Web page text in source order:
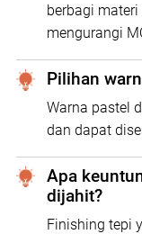
berbagi
mengurangi
Pilihan
Warna pastel
dan dapat
Apa
dijahit?
Finishing tepi